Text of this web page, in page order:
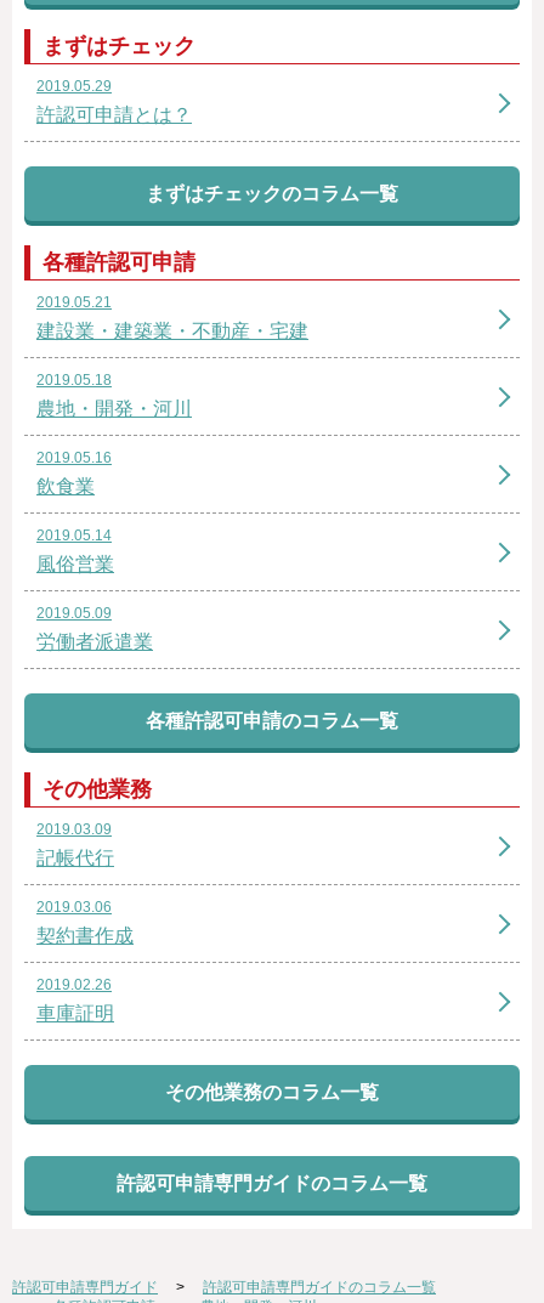
まずはチェック
2019.05.29
許認可申請とは？
まずはチェックのコラム一覧
各種許認可申請
2019.05.21
建設業・建築業・不動産・宅建
2019.05.18
農地・開発・河川
2019.05.16
飲食業
2019.05.14
風俗営業
2019.05.09
労働者派遣業
各種許認可申請のコラム一覧
その他業務
2019.03.09
記帳代行
2019.03.06
契約書作成
2019.02.26
車庫証明
その他業務のコラム一覧
許認可申請専門ガイドのコラム一覧
許認可申請専門ガイド
許認可申請専門ガイドのコラム一覧